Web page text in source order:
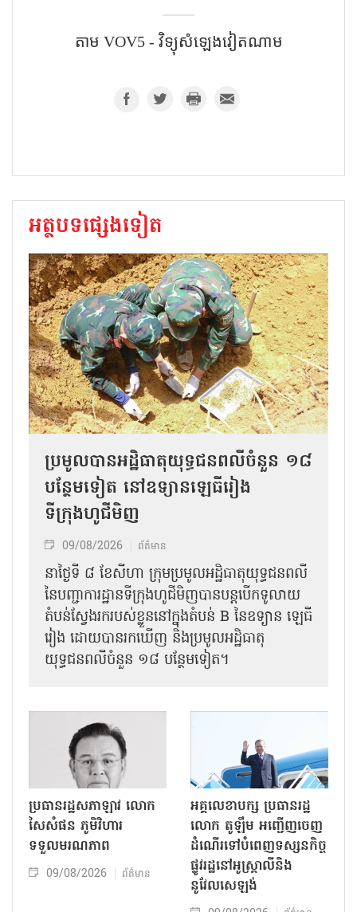
តាម VOV5 - វិទ្យុសំឡេង​វៀតណាម
អត្ថបទផ្សេងទៀត
ប្រមូលបានអដ្ឋិធាតុយុទ្ធជនពលីចំនួន ១៨
បន្ថែមទៀត នៅឧទ្យានឡេធីរៀង
ទីក្រុងហូជីមិញ
09/08/2026 ព័ត៌មាន
នាថ្ងៃទី ៨ ខែសីហា ក្រុមប្រមូលអដ្ឋិធាតុយុទ្ធជនពលី
នៃបញ្ជាការដ្ឋានទីក្រុងហូជីមិញបានបន្តបើកទូលាយ
តំបន់ស្វែងរករបស់ខ្លួននៅក្នុងតំបន់ B នៃឧទ្យាន ឡេធី
រៀង ដោយបានរកឃើញ និងប្រមូលអដ្ឋិធាតុ
យុទ្ធជនពលីចំនួន ១៨ បន្ថែមទៀត។
ប្រធានរដ្ឋសភាឡាវ លោក
សៃសំផន ភូមិវិហារ
ទទួលមរណភាព
09/08/2026 ព័ត៌មាន
អគ្គលេខាបក្ស ប្រធានរដ្ឋ
លោក តូឡឹម អញ្ជើញចេញ
ដំណើរទៅបំពេញទស្សនកិច្ច
ផ្លូវរដ្ឋនៅអូស្ត្រាលីនិង
នូវែលសេឡង់